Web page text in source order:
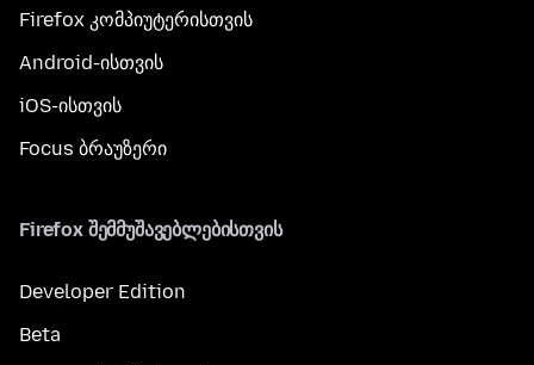
Firefox კომპიუტერისთვის
Android-ისთვის
iOS-ისთვის
Focus ბრაუზერი
Firefox შემმუშავებლებისთვის
Developer Edition
Beta